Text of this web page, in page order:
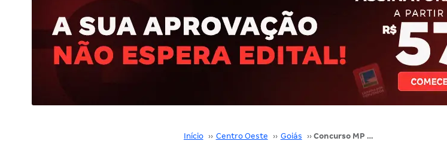
Início ›› Centro Oeste ›› Goiás ›› Concurso MP GO Comarca Itaberaí: SAIU! Inicial de R$ 3,9 mil. Confira!